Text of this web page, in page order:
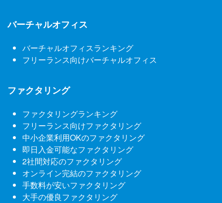
バーチャルオフィス
バーチャルオフィスランキング
フリーランス向けバーチャルオフィス
ファクタリング
ファクタリングランキング
フリーランス向けファクタリング
中小企業利用OKのファクタリング
即日入金可能なファクタリング
2社間対応のファクタリング
オンライン完結のファクタリング
手数料が安いファクタリング
大手の優良ファクタリング